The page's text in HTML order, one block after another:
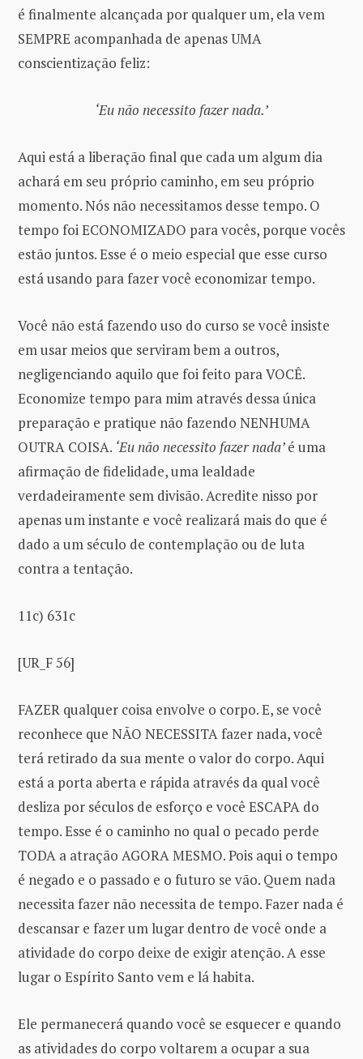
é finalmente alcançada por qualquer um, ela vem
SEMPRE acompanhada de apenas UMA
conscientização feliz:
‘Eu não necessito fazer nada.’
Aqui está a liberação final que cada um algum dia
achará em seu próprio caminho, em seu próprio
momento. Nós não necessitamos desse tempo. O
tempo foi ECONOMIZADO para vocês, porque vocês
estão juntos. Esse é o meio especial que esse curso
está usando para fazer você economizar tempo.
Você não está fazendo uso do curso se você insiste
em usar meios que serviram bem a outros,
negligenciando aquilo que foi feito para VOCÊ.
Economize tempo para mim através dessa única
preparação e pratique não fazendo NENHUMA
OUTRA COISA. ‘Eu não necessito fazer nada’é uma
afirmação de fidelidade, uma lealdade
verdadeiramente sem divisão. Acredite nisso por
apenas um instante e você realizará mais do que é
dado a um século de contemplação ou de luta
contra a tentação.
11c) 631c
[UR_F 56]
FAZER qualquer coisa envolve o corpo. E, se você
reconhece que NÃO NECESSITA fazer nada, você
terá retirado da sua mente o valor do corpo. Aqui
está a porta aberta e rápida através da qual você
desliza por séculos de esforço e você ESCAPA do
tempo. Esse é o caminho no qual o pecado perde
TODA a atração AGORA MESMO. Pois aqui o tempo
é negado e o passado e o futuro se vão. Quem nada
necessita fazer não necessita de tempo. Fazer nada é
descansar e fazer um lugar dentro de você onde a
atividade do corpo deixe de exigir atenção. A esse
lugar o Espírito Santo vem e lá habita.
Ele permanecerá quando você se esquecer e quando
as atividades do corpo voltarem a ocupar a sua